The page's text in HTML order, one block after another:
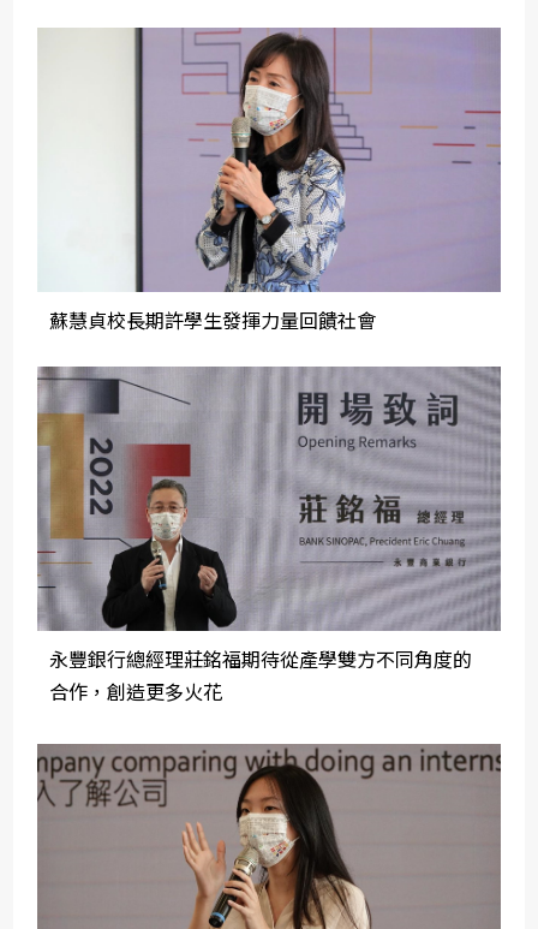
蘇慧貞校長期許學生發揮力量回饋社會
永豐銀行總經理莊銘福期待從產學雙方不同角度的
合作，創造更多火花